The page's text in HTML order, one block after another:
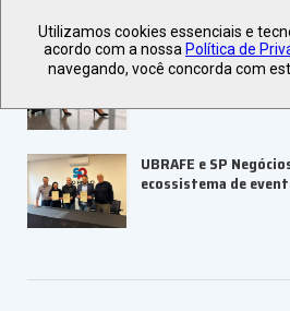
ALAGEV aponta
UBRAFE e SP
ecossistema de
Utilizamos cookies essenciais e
acordo com a nossa Política de
navegando, você concorda com